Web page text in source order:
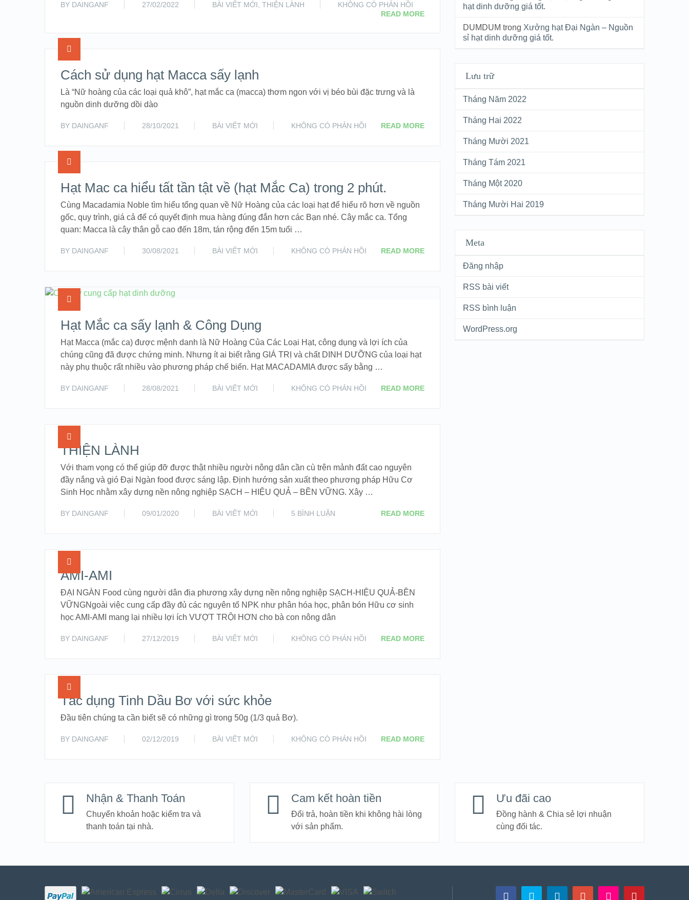
BY DAINGANF 27/02/2022 BÀI VIẾT MỚI ,THIỆN LÀNH
KHÔNG CÓ PHẢN HỒI
READ MORE
Cách sử dụng hạt Macca sấy lạnh
Là “Nữ hoàng của các loại quả khô”, hạt mắc ca (macca) thơm ngon với vị béo bùi đặc trưng và là
nguồn dinh dưỡng dồi dào
BY DAINGANF 28/10/2021 BÀI VIẾT MỚI KHÔNG CÓ PHẢN HỒI READ MORE
Hạt Mac ca hiểu tất tần tật về (hạt Mắc Ca) trong 2 phút.
Cùng Macadamia Noble tìm hiểu tổng quan về Nữ Hoàng của các loại hạt để hiểu rõ hơn về nguồn
gốc, quy trình, giá cả để có quyết định mua hàng đúng đắn hơn các Bạn nhé. Cây mắc ca. Tổng
quan: Macca là cây thân gỗ cao đến 18m, tán rộng đến 15m tuổi …
BY DAINGANF 30/08/2021 BÀI VIẾT MỚI KHÔNG CÓ PHẢN HỒI READ MORE
Hạt Mắc ca sấy lạnh & Công Dụng
Hạt Macca (mắc ca) được mệnh danh là Nữ Hoàng Của Các Loại Hạt, công dụng và lợi ích của
chúng cũng đã được chứng minh. Nhưng ít ai biết rằng GIÁ TRỊ và chất DINH DƯỠNG của loại hạt
này phụ thuộc rất nhiều vào phương pháp chế biến. Hạt MACADAMIA được sấy bằng …
BY DAINGANF 28/08/2021 BÀI VIẾT MỚI KHÔNG CÓ PHẢN HỒI READ MORE
THIỆN LÀNH
Với tham vọng có thể giúp đỡ được thật nhiều người nông dân cần cù trên mảnh đất cao nguyên
đầy nắng và gió Đại Ngàn food được sáng lập. Định hướng sản xuất theo phương pháp Hữu Cơ
Sinh Học nhằm xây dựng nền nông nghiệp SẠCH – HIỆU QUẢ – BỀN VỮNG. Xây …
BY DAINGANF 09/01/2020 BÀI VIẾT MỚI 5 BÌNH LUẬN READ MORE
AMI-AMI
ĐẠI NGÀN Food cùng người dân địa phương xây dựng nền nông nghiệp SẠCH-HIỆU QUẢ-BỀN
VỮNGNgoài việc cung cấp đầy đủ các nguyên tố NPK như phân hóa học, phân bón Hữu cơ sinh
học AMI-AMI mang lại nhiều lợi ích VƯỢT TRỘI HƠN cho bà con nông dân
BY DAINGANF 27/12/2019 BÀI VIẾT MỚI KHÔNG CÓ PHẢN HỒI READ MORE
Tác dụng Tinh Dầu Bơ với sức khỏe
Đầu tiên chúng ta cần biết sẽ có những gì trong 50g (1/3 quả Bơ).
BY DAINGANF 02/12/2019 BÀI VIẾT MỚI KHÔNG CÓ PHẢN HỒI READ MORE
hạt dinh dưỡng giá tốt.
DUMDUM trong Xưởng hạt Đại Ngàn – Nguồn
sỉ hạt dinh dưỡng giá tốt.
Lưu trữ
Tháng Năm 2022
Tháng Hai 2022
Tháng Mười 2021
Tháng Tám 2021
Tháng Một 2020
Tháng Mười Hai 2019
Meta
Đăng nhập
RSS bài viết
RSS bình luận
WordPress.org
Nhận & Thanh Toán
Chuyển khoản hoặc kiểm tra và
thanh toán tại nhà.
Cam kết hoàn tiền
Đổi trả, hoàn tiền khi không hài lòng
với sản phẩm.
Ưu đãi cao
Đồng hành & Chia sẻ lợi nhuận
cùng đối tác.